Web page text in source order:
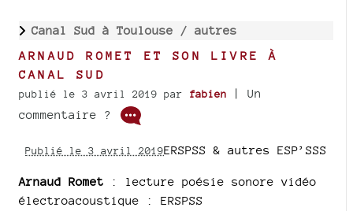
Canal Sud à Toulouse / autres
ARNAUD ROMET ET SON LIVRE À
CANAL SUD
publié le 3 avril 2019 par fabien
| Un
commentaire ?
Publié le 3 avril 2019ERSPSS & autres ESP’SSS
Arnaud Romet : lecture poésie sonore vidéo
électroacoustique : ERSPSS